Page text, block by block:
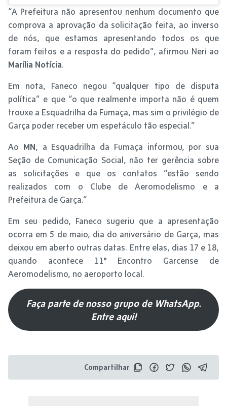
“A Prefeitura não apresentou nenhum documento que
comprova a aprovação da solicitação feita, ao inverso
de nós, que estamos apresentando todos os que
foram feitos e a resposta do pedido”, afirmou Neri ao
Marília Notícia.
Em nota, Faneco negou “qualquer tipo de disputa
política” e que “o que realmente importa não é quem
trouxe a Esquadrilha da Fumaça, mas sim o privilégio de
Garça poder receber um espetáculo tão especial.”
Ao MN, a Esquadrilha da Fumaça informou, por sua
Seção de Comunicação Social, não ter gerência sobre
as solicitações e que os contatos “estão sendo
realizados com o Clube de Aeromodelismo e a
Prefeitura de Garça.”
Em seu pedido, Faneco sugeriu que a apresentação
ocorra em 5 de maio, dia do aniversário de Garça, mas
deixou em aberto outras datas. Entre elas, dias 17 e 18,
quando acontece 11° Encontro Garcense de
Aeromodelismo, no aeroporto local.
Faça parte de nosso grupo de WhatsApp.
Entre aqui!
Compartilhar